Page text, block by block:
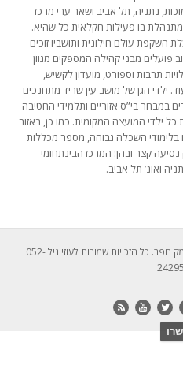
נתניה, תל אביב ושאר ערי מרכז
מתנהלת בו פעילות חקלאית כל שהיא.
השקפת עולם חילונית ותושביו זוכים
פועלים מבני קהילה המספקים מגוון
תרבות וספורט, מועדון לקשיש,
ילדי הגן של מושב עין שריד מתחנכים
במבחר בי”ס אזוריים ותלמידי החטיבה
כל ילדי המועצה המקומית. כמו כן, באזור
בלימודי השכלה גבוהה, מספר מכללות
קצר ובהן: המרכז הבינתחומי
ואונ’ תל אביב.
© 2026 עוזי גיל, נדלן, מכירה, תיווך, עמק חפר. כל הזכויות שמורות לעוזי גיל 052-